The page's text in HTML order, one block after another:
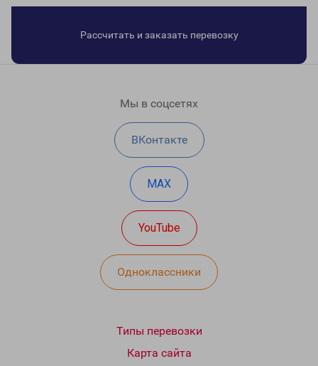
Рассчитать и заказать перевозку
Мы в соцсетях
ВКонтакте
MAX
YouTube
Одноклассники
Типы перевозки
Карта сайта